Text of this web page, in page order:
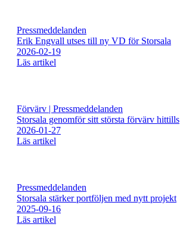
Pressmeddelanden
Erik Engvall utses till ny VD för Storsala
2026-02-19
Läs artikel
Förvärv | Pressmeddelanden
Storsala genomför sitt största förvärv hittills
2026-01-27
Läs artikel
Pressmeddelanden
Storsala stärker portföljen med nytt projekt
2025-09-16
Läs artikel